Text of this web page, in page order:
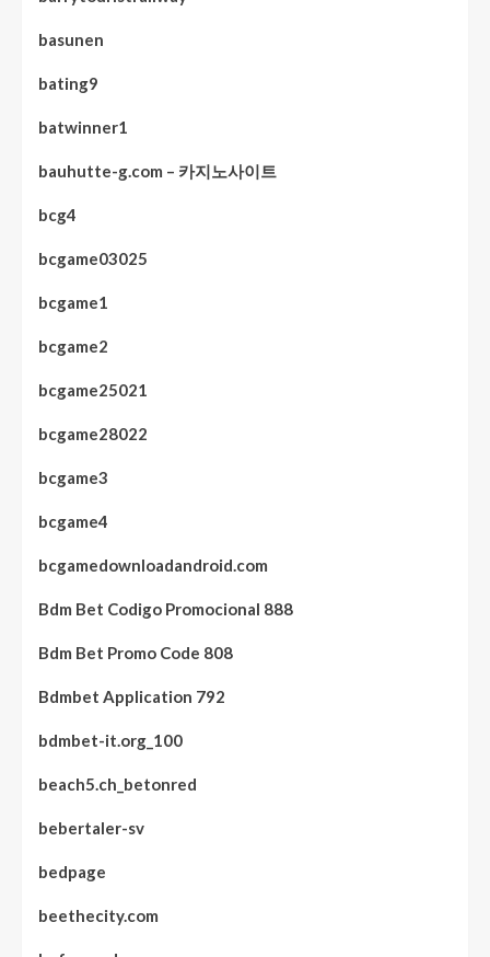
basunen
bating9
batwinner1
bauhutte-g.com – 카지노사이트
bcg4
bcgame03025
bcgame1
bcgame2
bcgame25021
bcgame28022
bcgame3
bcgame4
bcgamedownloadandroid.com
Bdm Bet Codigo Promocional 888
Bdm Bet Promo Code 808
Bdmbet Application 792
bdmbet-it.org_100
beach5.ch_betonred
bebertaler-sv
bedpage
beethecity.com